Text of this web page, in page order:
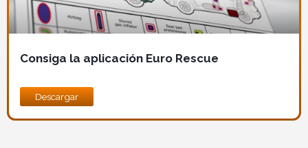
Consiga la aplicación Euro Rescue
Descargar